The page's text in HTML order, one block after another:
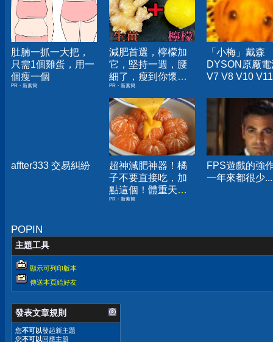
肚腩一抓一大把，
只需1個雞蛋，用一
個瘦一個
PR・新素簡
減肥首選，檸檬加
它，堅持一週，腰
細了，瘦到你懷疑
人生
PR・新素簡
「小梅」戴森
DYSON原廠
V7 V8 V10
affter333 交易糾紛
超神減肥神器！橘
子不要直接吃，加
點這個！體重天天
下降
PR・新素簡
FPS遊戲的強
一年來都很少
POPIN
主題工具
顯示可列印版本
傳送本頁給好友
發表文章規則
您不可以發起新主題
您不可以 回應主題